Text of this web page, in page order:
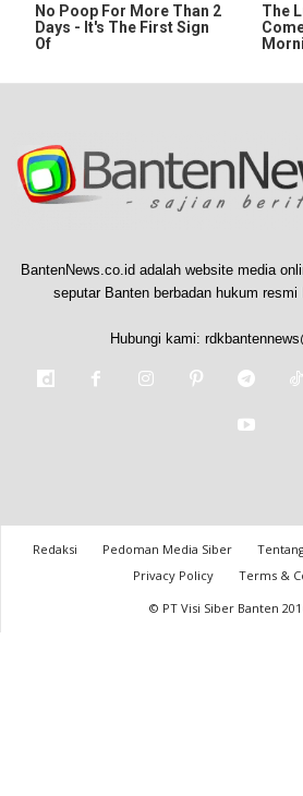
No Poop For More Than 2
Days - It's The First Sign
Of
The
BantenNews.co.id adalah website media
seputar Banten berbadan hukum
Hubungi kami:
Redaksi Pedoman Media Siber
Privacy Policy
Terms &
© PT Visi Siber Banten